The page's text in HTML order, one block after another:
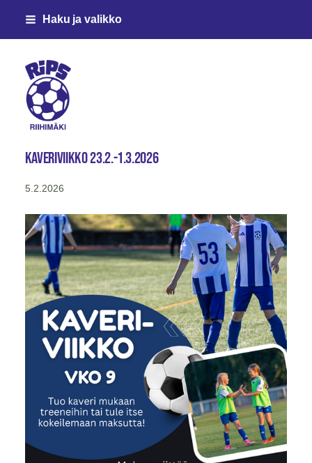
Siirry
Haku ja valikko
Riihimäen Palloseura ry
Kaveriviikko 23.2.-1.3.2026
5.2.2026